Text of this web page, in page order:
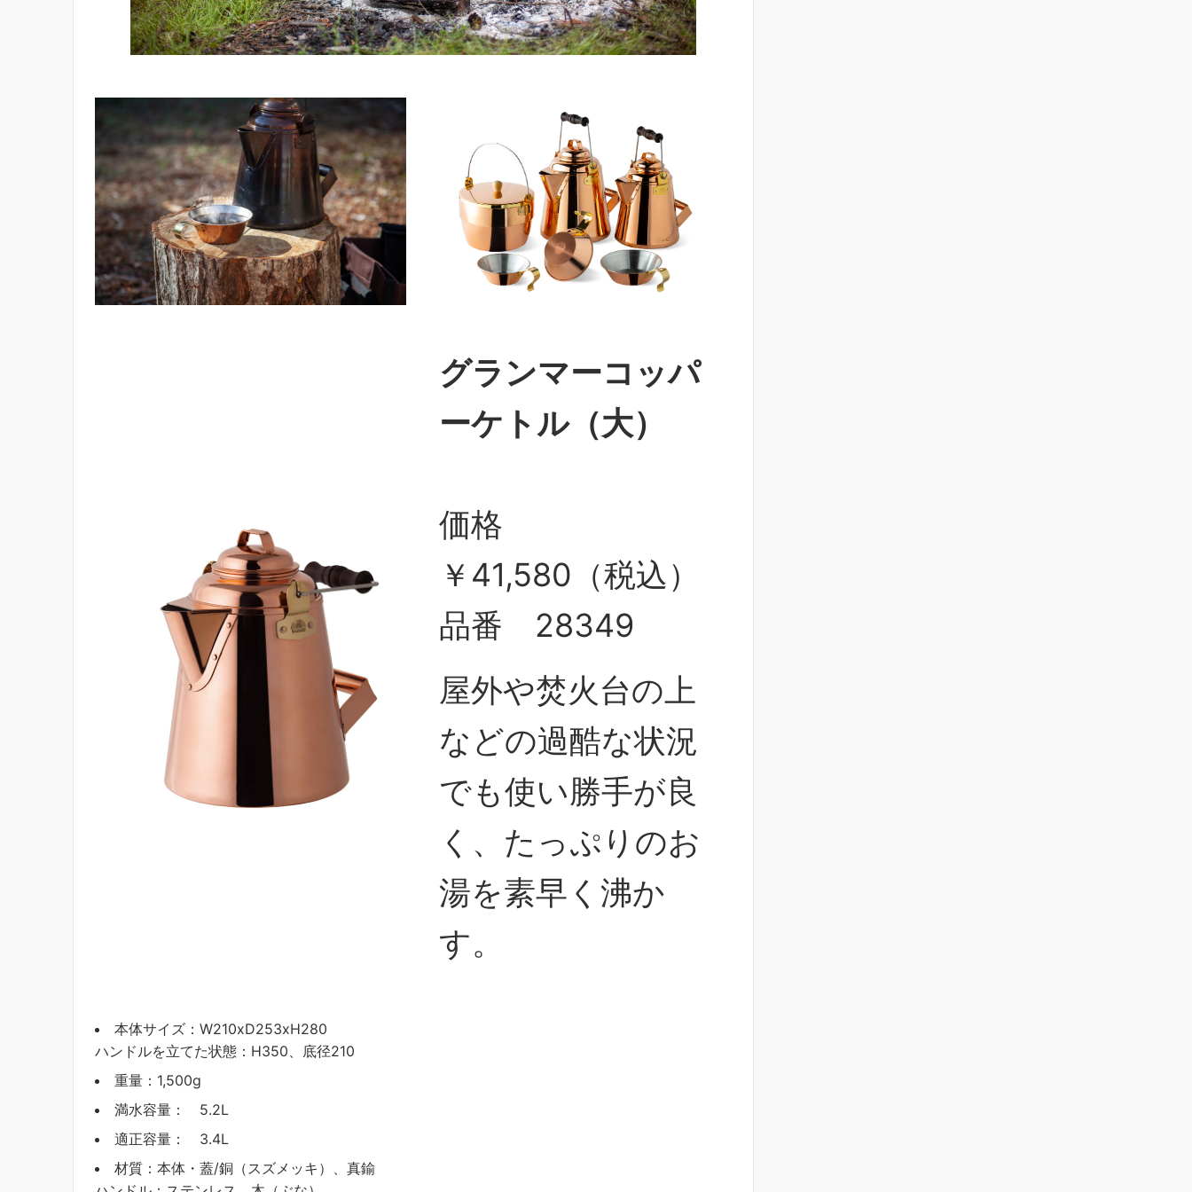
グランマーコッパ
ーケトル（大）
価格
￥41,580（税込）
品番 28349
屋外や焚火台の上
などの過酷な状況
でも使い勝手が良
く、たっぷりのお
湯を素早く沸か
す。
本体サイズ：W210xD253xH280
ハンドルを立てた状態：H350、底径210
重量：1,500g
満水容量： 5.2L
適正容量： 3.4L
材質：本体・蓋/銅（スズメッキ）、真鍮